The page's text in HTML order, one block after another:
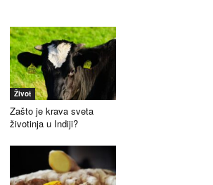
Život
Zašto je krava sveta
životinja u Indiji?